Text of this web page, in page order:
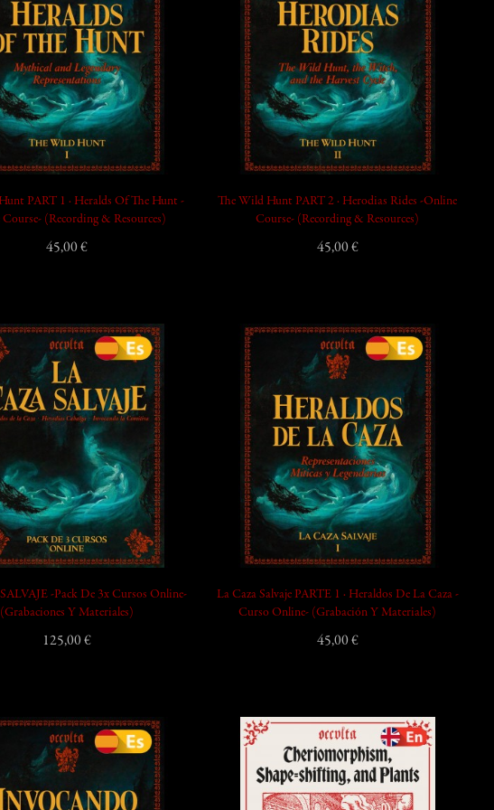
PART 1 · Heralds Of The Hunt -
(Recording & Resources)
45,00 €
add_shopping_cart
The Wild Hunt PART 2 · Herodias Rides -Online
Course- (Recording & Resources)
45,00 €
-Pack De 3x Cursos Online-
(Grabaciones Y Materiales)
125,00 €
add_shopping_cart
La Caza Salvaje PARTE 1 · Heraldos De La Caza -
Curso Online- (Grabación Y Materiales)
45,00 €